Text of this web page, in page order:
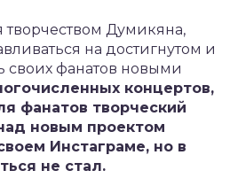
Думикяна,
на достигнутом и
своих фанатов новыми
концертов,
фанатов творческий
новым проектом
Инстаграме, но в
не стал.